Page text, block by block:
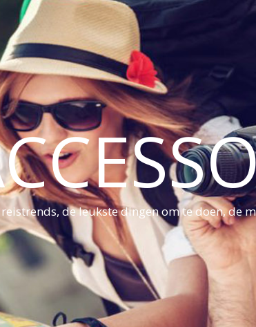
de leukste dingen om te doen, de